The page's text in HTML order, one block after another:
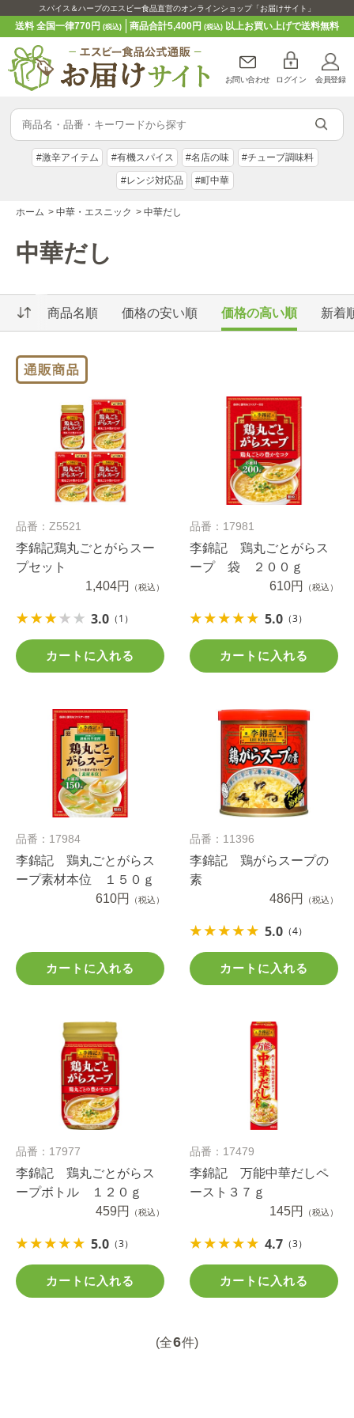
スパイス＆ハーブのエスビー食品直営のオンラインショップ「お届けサイト」
送料 全国一律770円(税込) 商品合計5,400円 (税込)以上お買い上げで送料無料
お問い合わせ ログイン 会員登録
#激辛アイテム #有機スパイス #名店の味 #チューブ調味料
#レンジ対応品 #町中華
ホーム > 中華・エスニック > 中華だし
中華だし
商品名順 価格の安い順 価格の高い順 新着
品番：Z5521
李錦記鶏丸ごとがらスー
プセット
1,404円
（税込）
3.0 （1）
カートに入れる
品番：17981
李錦記 鶏丸ごとがらス
ープ 袋 ２００ｇ
610円
（税込）
5.0 （3）
カートに入れる
品番：17984
李錦記 鶏丸ごとがらス
ープ素材本位 １５０ｇ
610円
（税込）
カートに入れる
品番：11396
李錦記 鶏がらスープの
素
486円
（税込）
5.0 （4）
カートに入れる
品番：17977
李錦記 鶏丸ごとがらス
ープボトル １２０ｇ
459円
（税込）
5.0 （3）
カートに入れる
品番：17479
李錦記 万能中華だしペ
ースト３７ｇ
145円
（税込）
4.7 （3）
カートに入れる
(全6件)